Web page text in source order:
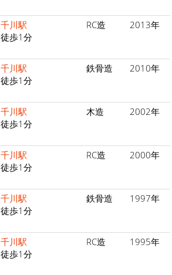
千川駅
徒歩1分
RC造 2013年
千川駅
徒歩1分
鉄骨造 2010年
千川駅
徒歩1分
木造 2002年
千川駅
徒歩1分
RC造 2000年
千川駅
徒歩1分
鉄骨造 1997年
千川駅
徒歩1分
RC造 1995年